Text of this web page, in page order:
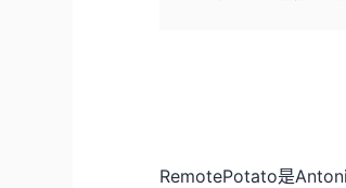
RemotePotato是